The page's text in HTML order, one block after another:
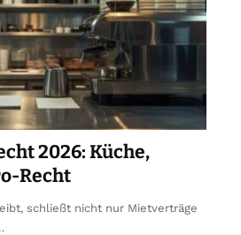
2026: Küche,
Recht
schließt nicht nur Mietverträge